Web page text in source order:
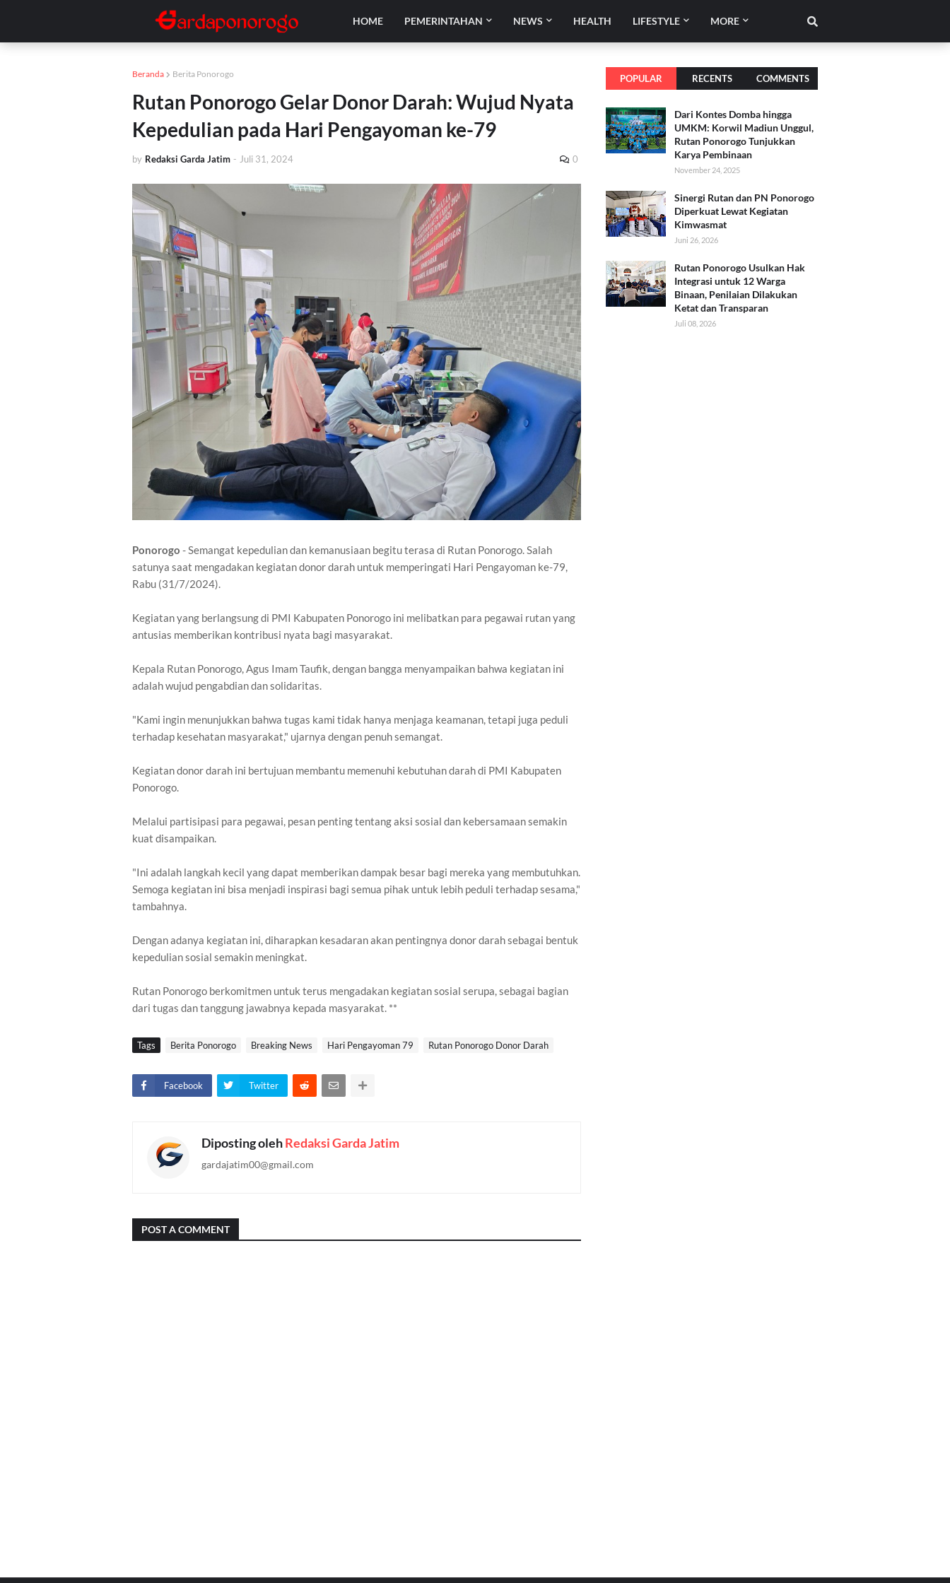
HOME PEMERINTAHAN NEWS HEALTH LIFESTYLE MORE
Beranda Berita Ponorogo
Rutan Ponorogo Gelar Donor Darah: Wujud Nyata
Kepedulian pada Hari Pengayoman ke-79
by Redaksi Garda Jatim - Juli 31, 2024 0
Ponorogo - Semangat kepedulian dan kemanusiaan begitu terasa di Rutan Ponorogo. Salah
satunya saat mengadakan kegiatan donor darah untuk memperingati Hari Pengayoman ke-79,
Rabu (31/7/2024).
Kegiatan yang berlangsung di PMI Kabupaten Ponorogo ini melibatkan para pegawai rutan yang
antusias memberikan kontribusi nyata bagi masyarakat.
Kepala Rutan Ponorogo, Agus Imam Taufik, dengan bangga menyampaikan bahwa kegiatan ini
adalah wujud pengabdian dan solidaritas.
"Kami ingin menunjukkan bahwa tugas kami tidak hanya menjaga keamanan, tetapi juga peduli
terhadap kesehatan masyarakat," ujarnya dengan penuh semangat.
Kegiatan donor darah ini bertujuan membantu memenuhi kebutuhan darah di PMI Kabupaten
Ponorogo.
Melalui partisipasi para pegawai, pesan penting tentang aksi sosial dan kebersamaan semakin
kuat disampaikan.
"Ini adalah langkah kecil yang dapat memberikan dampak besar bagi mereka yang membutuhkan.
Semoga kegiatan ini bisa menjadi inspirasi bagi semua pihak untuk lebih peduli terhadap sesama,"
tambahnya.
Dengan adanya kegiatan ini, diharapkan kesadaran akan pentingnya donor darah sebagai bentuk
kepedulian sosial semakin meningkat.
Rutan Ponorogo berkomitmen untuk terus mengadakan kegiatan sosial serupa, sebagai bagian
dari tugas dan tanggung jawabnya kepada masyarakat. **
Tags Berita Ponorogo Breaking News Hari Pengayoman 79 Rutan Ponorogo Donor Darah
Facebook Twitter
Diposting olehRedaksi Garda Jatim
gardajatim00@gmail.com
POST A COMMENT
POPULAR RECENTS COMMENTS
Dari Kontes Domba hingga
UMKM: Korwil Madiun Unggul,
Rutan Ponorogo Tunjukkan
Karya Pembinaan
November 24, 2025
Sinergi Rutan dan PN Ponorogo
Diperkuat Lewat Kegiatan
Kimwasmat
Juni 26, 2026
Rutan Ponorogo Usulkan Hak
Integrasi untuk 12 Warga
Binaan, Penilaian Dilakukan
Ketat dan Transparan
Juli 08, 2026